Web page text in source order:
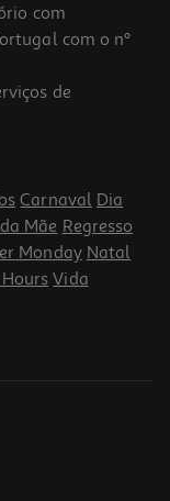
com
com o nº
de
Carnaval Dia
Mãe Regresso
Monday Natal
Vida